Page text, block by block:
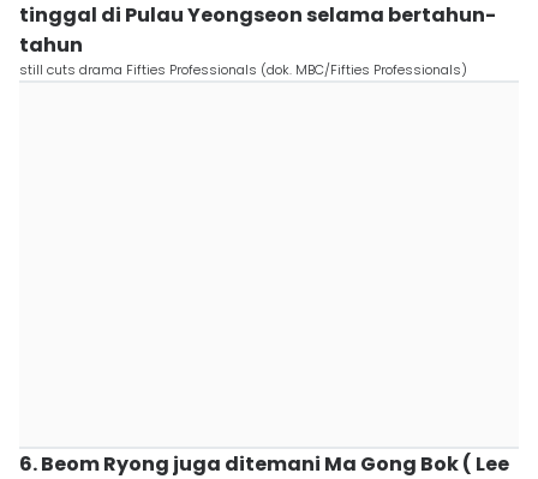
tinggal di Pulau Yeongseon selama bertahun-
tahun
still cuts drama Fifties Professionals (dok. MBC/Fifties Professionals)
6. Beom Ryong juga ditemani Ma Gong Bok ( Lee